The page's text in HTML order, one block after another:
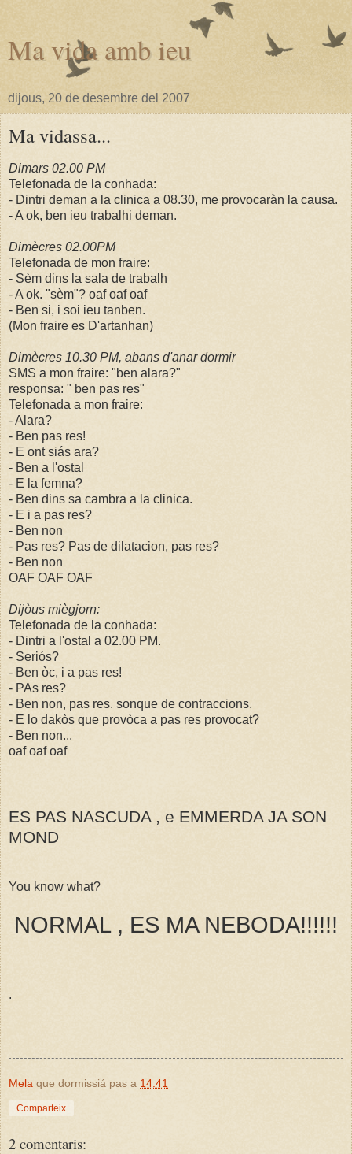
Ma vida amb ieu
dijous, 20 de desembre del 2007
Ma vidassa...
Dimars 02.00 PM
Telefonada de la conhada:
- Dintri deman a la clinica a 08.30, me provocaràn la causa.
- A ok, ben ieu trabalhi deman.
Dimècres 02.00PM
Telefonada de mon fraire:
- Sèm dins la sala de trabalh
- A ok. "sèm"? oaf oaf oaf
- Ben si, i soi ieu tanben.
(Mon fraire es D'artanhan)
Dimècres 10.30 PM, abans d'anar dormir
SMS a mon fraire: "ben alara?"
responsa: " ben pas res"
Telefonada a mon fraire:
- Alara?
- Ben pas res!
- E ont siás ara?
- Ben a l'ostal
- E la femna?
- Ben dins sa cambra a la clinica.
- E i a pas res?
- Ben non
- Pas res? Pas de dilatacion, pas res?
- Ben non
OAF OAF OAF
Dijòus miègjorn:
Telefonada de la conhada:
- Dintri a l'ostal a 02.00 PM.
- Seriós?
- Ben òc, i a pas res!
- PAs res?
- Ben non, pas res. sonque de contraccions.
- E lo dakòs que provòca a pas res provocat?
- Ben non...
oaf oaf oaf
ES PAS NASCUDA , e EMMERDA JA SON
MOND
You know what?
NORMAL , ES MA NEBODA!!!!!!
.
Mela que dormissiá pas a 14:41
Comparteix
2 comentaris: